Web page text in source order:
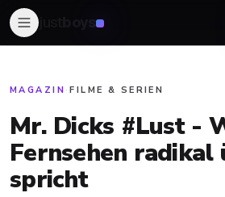
boys
MAGAZIN ·FILME & SERIEN
Mr. Dicks #Lust -
Fernsehen radikal
spricht